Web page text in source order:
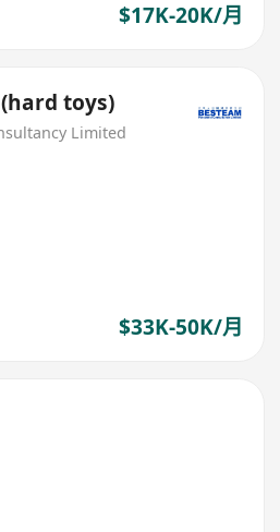
$17K-20K/月
toys)
Limited
$33K-50K/月